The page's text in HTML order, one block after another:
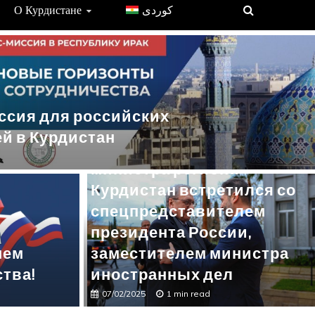
О Курдистане
министра региона Курдистан
президента
министра иностранных дел
для российских
в Курдистан
Заместитель премьер-
министра региона
Курдистан встретился со
спецпредставителем
президента России,
заместителем министра
иностранных дел
07/02/2025 1 min read